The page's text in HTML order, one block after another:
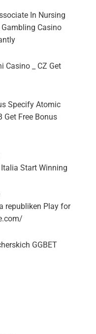
In Nursing
Casino
Casino _ CZ Get
Specify Atomic
Get Free Bonus
Start Winning
republiken Play for
GGBET